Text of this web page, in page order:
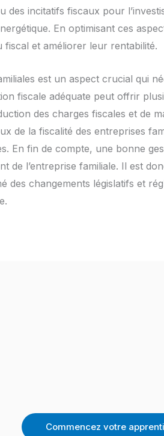
des incitatifs fiscaux pour
En optimisant ces
et améliorer leur rentabilité.
est un aspect crucial qui
fiscale adéquate peut offrir
des charges fiscales et de
de la fiscalité des entreprises
En fin de compte, une bonne
de l’entreprise familiale. Il est
des changements législatifs et
Commencez votre